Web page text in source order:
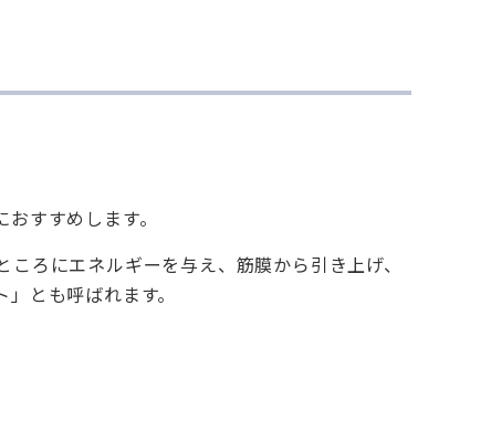
すすめします。
ろにエネルギーを与え、筋膜から引き上げ、
とも呼ばれます。